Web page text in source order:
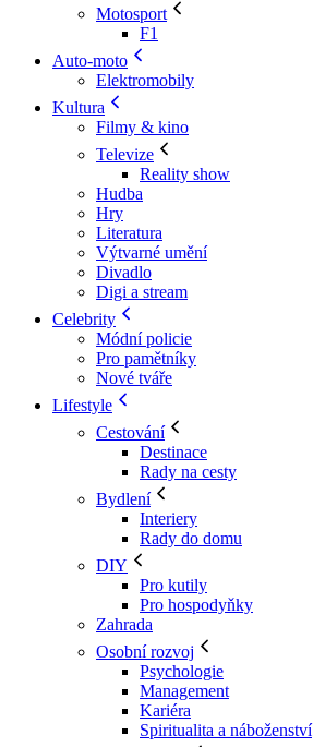
Motosport
F1
Auto-moto
Elektromobily
Kultura
Filmy & kino
Televize
Reality show
Hudba
Hry
Literatura
Výtvarné umění
Divadlo
Digi a stream
Celebrity
Módní policie
Pro pamětníky
Nové tváře
Lifestyle
Cestování
Destinace
Rady na cesty
Bydlení
Interiery
Rady do domu
DIY
Pro kutily
Pro hospodyňky
Zahrada
Osobní rozvoj
Psychologie
Management
Kariéra
Spiritualita a náboženství